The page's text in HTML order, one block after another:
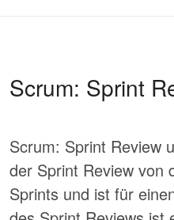
Scrum: Sprint
Scrum: Sprint Review
der Sprint Review von
Sprints und ist für